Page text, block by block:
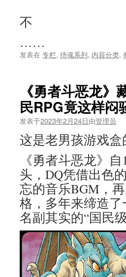
不
……
发表在 专栏, 侍魂系列, 内容分类,
《勇者斗恶龙
民RPG竟这样闷
发表于2023年2月24日由管理员
这是老男孩游戏
《勇者斗恶龙》
头，DQ凭借出色
忘的音乐BGM，
格，多年来缔造
名副其实的“国民级